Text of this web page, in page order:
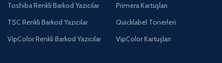
Toshiba Renkli Barkod Yazıcılar
TSC Renkli Barkod Yazıcılar
VipColor Renkli Barkod Yazıcılar
Primera Kartuşları
Quicklabel Tonerleri
VipColor Kartuşları